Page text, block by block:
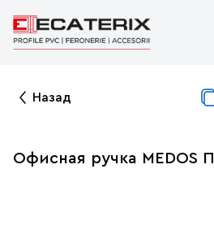
Назад
Офисная ручка MEDOS П